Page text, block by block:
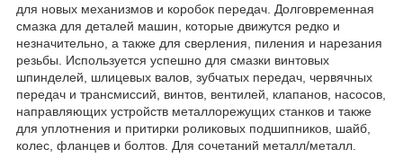
для новых механизмов и коробок передач. Долговременная
смазка для деталей машин, которые движутся редко и
незначительно, а также для сверления, пиления и нарезания
резьбы. Используется успешно для смазки винтовых
шпинделей, шлицевых валов, зубчатых передач, червячных
передач и трансмиссий, винтов, вентилей, клапанов, насосов,
направляющих устройств металлорежущих станков и также
для уплотнения и притирки роликовых подшипников, шайб,
колес, фланцев и болтов. Для сочетаний металл/металл.